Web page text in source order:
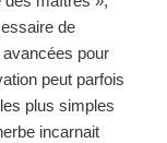
de
pour
peut parfois
plus simples
incarnait